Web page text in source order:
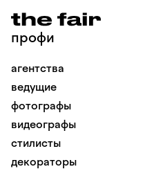
профи
агентства
ведущие
фотографы
видеографы
стилисты
декораторы